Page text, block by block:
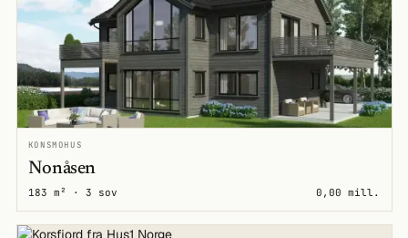
KONSMOHUS
Nonåsen
183 m² · 3 sov 0,00 mill.